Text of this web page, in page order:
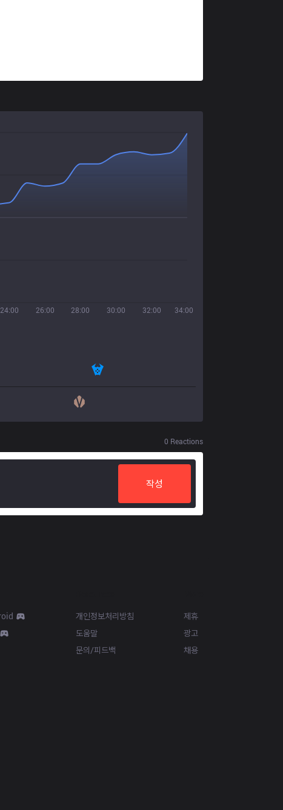
24:00 26:00 28:00 30:00 32:00 34:00
0 Reactions
작성
개인정보처리방침
도움말
문의/피드백
제휴
광고
채용